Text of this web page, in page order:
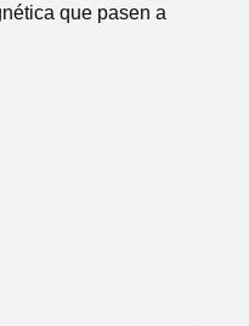
que pasen a